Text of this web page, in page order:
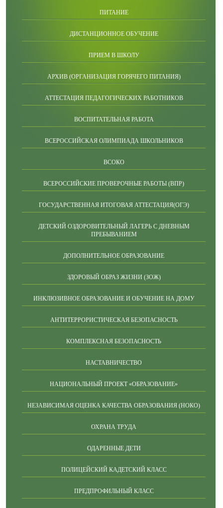
ПИТАНИЕ
ДИСТАНЦИОННОЕ ОБУЧЕНИЕ
ПРИЕМ В ШКОЛУ
АРХИВ (ОРГАНИЗАЦИЯ ГОРЯЧЕГО ПИТАНИЯ)
АТТЕСТАЦИЯ ПЕДАГОГИЧЕСКИХ РАБОТНИКОВ
ВОСПИТАТЕЛЬНАЯ РАБОТА
ВСЕРОССИЙСКАЯ ОЛИМПИАДА ШКОЛЬНИКОВ
ВСОКО
ВСЕРОССИЙСКИЕ ПРОВЕРОЧНЫЕ РАБОТЫ (ВПР)
ГОСУДАРСТВЕННАЯ ИТОГОВАЯ АТТЕСТАЦИЯ(ОГЭ)
ДЕТСКИЙ ОЗДОРОВИТЕЛЬНЫЙ ЛАГЕРЬ С ДНЕВНЫМ
ПРЕБЫВАНИЕМ
ДОПОЛНИТЕЛЬНОЕ ОБРАЗОВАНИЕ
ЗДОРОВЫЙ ОБРАЗ ЖИЗНИ (ЗОЖ)
ИНКЛЮЗИВНОЕ ОБРАЗОВАНИЕ И ОБУЧЕНИЕ НА ДОМУ
АНТИТЕРРОРИСТИЧЕСКАЯ БЕЗОПАСНОСТЬ
КОМПЛЕКСНАЯ БЕЗОПАСНОСТЬ
НАСТАВНИЧЕСТВО
НАЦИОНАЛЬНЫЙ ПРОЕКТ «ОБРАЗОВАНИЕ»
НЕЗАВИСИМАЯ ОЦЕНКА КАЧЕСТВА ОБРАЗОВАНИЯ (НОКО)
ОХРАНА ТРУДА
ОДАРЕННЫЕ ДЕТИ
ПОЛИЦЕЙСКИЙ КАДЕТСКИЙ КЛАСС
ПРЕДПРОФИЛЬНЫЙ КЛАСС